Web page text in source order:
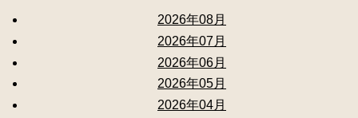
2026年08月
2026年07月
2026年06月
2026年05月
2026年04月